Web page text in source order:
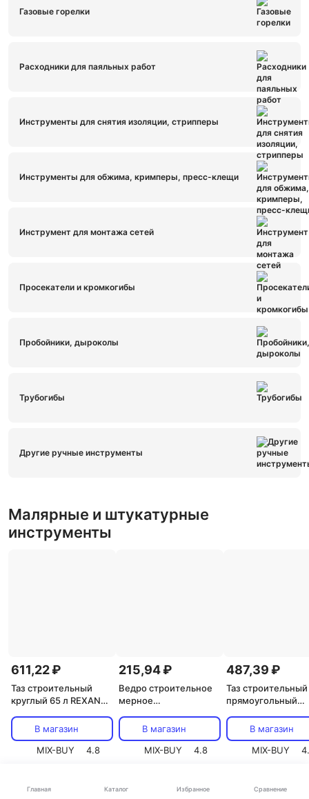
Главная Каталог Избранное Сравнение
Газовые горелки
Расходники для паяльных работ
Инструменты для снятия изоляции, стрипперы
Инструменты для обжима, кримперы, пресс-клещи
Инструмент для монтажа сетей
Просекатели и кромкогибы
Пробойники, дыроколы
Трубогибы
Другие ручные инструменты
Малярные и штукатурные
инструменты
611,22 ₽
Таз строительный
круглый 65 л REXANT,
В магазин
MIX-BUY
4.8
215,94 ₽
Ведро строительное
мерное
REXANT, цена за 1 шт
В магазин
MIX-BUY
4.8
487,39 ₽
Таз строительный
прямоугольный
REXANT, цена за
В магазин
MIX-BUY